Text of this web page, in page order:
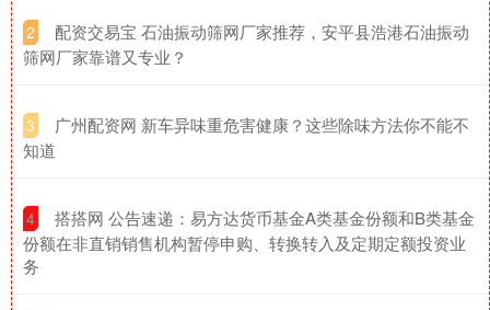
2
​配资交易宝 石油振动筛网厂家推荐，安平县浩港石油振动
筛网厂家靠谱又专业？
3
​广州配资网 新车异味重危害健康？这些除味方法你不能不
知道
4
​搭搭网 公告速递：易方达货币基金A类基金份额和B类基金
份额在非直销销售机构暂停申购、转换转入及定期定额投资业
务